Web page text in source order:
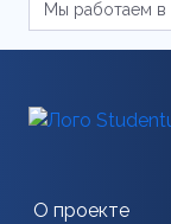
О проекте